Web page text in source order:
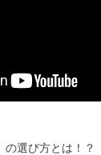
選び方とは！？